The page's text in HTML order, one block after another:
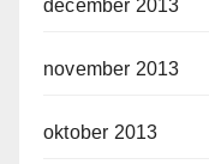
december 2013
november 2013
oktober 2013